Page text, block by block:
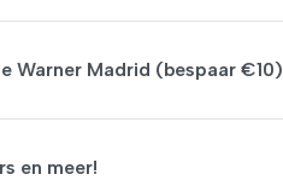
Warner Madrid (bespaar €10)
en meer!